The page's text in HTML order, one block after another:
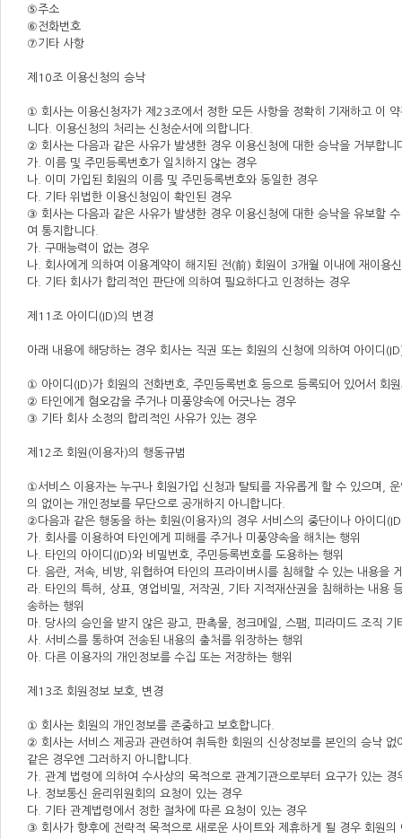
⑤주소
⑥전화번호
⑦기타 사항
제10조 이용신청의 승낙
① 회사는 이용신청자가 제23조에서 정한 모든 사항을 정확히 기재하고 이
니다. 이용신청의 처리는 신청순서에 의합니다.
② 회사는 다음과 같은 사유가 발생한 경우 이용신청에 대한 승낙을 거부합니
가. 이름 및 주민등록번호가 일치하지 않는 경우
나. 이미 가입된 회원의 이름 및 주민등록번호와 동일한 경우
다. 기타 위법한 이용신청임이 확인된 경우
③ 회사는 다음과 같은 사유가 발생한 경우 이용신청에 대한 승낙을 유보할
여 통지합니다.
가. 구매능력이 없는 경우
나. 회사에게 의하여 이용계약이 해지된 전(前) 회원이 3개월 이내에 재이용
다. 기타 회사가 합리적인 판단에 의하여 필요하다고 인정하는 경우
제11조 아이디(ID)의 변경
아래 내용에 해당하는 경우 회사는 직권 또는 회원의 신청에 의하여 아이디
① 아이디(ID)가 회원의 전화번호, 주민등록번호 등으로 등록되어 있어서 회
② 타인에게 혐오감을 주거나 미풍양속에 어긋나는 경우
③ 기타 회사 소정의 합리적인 사유가 있는 경우
제12조 회원(이용자)의 행동규범
①서비스 이용자는 누구나 회원가입 신청과 탈퇴를 자유롭게 할 수 있으며,
의 없이는 개인정보를 무단으로 공개하지 아니합니다.
②다음과 같은 행동을 하는 회원(이용자)의 경우 서비스의 중단이나 아이디
가. 회사를 이용하여 타인에게 피해를 주거나 미풍양속을 해치는 행위
나. 타인의 아이디(ID)와 비밀번호, 주민등록번호를 도용하는 행위
다. 음란, 저속, 비방, 위협하여 타인의 프라이버시를 침해할 수 있는 내용을
라. 타인의 특허, 상표, 영업비밀, 저작권, 기타 지적재산권을 침해하는 내용
송하는 행위
마. 당사의 승인을 받지 않은 광고, 판촉물, 정크메일, 스팸, 피라미드 조직
사. 서비스를 통하여 전송된 내용의 출처를 위장하는 행위
아. 다른 이용자의 개인정보를 수집 또는 저장하는 행위
제13조 회원정보 보호, 변경
① 회사는 회원의 개인정보를 존중하고 보호합니다.
② 회사는 서비스 제공과 관련하여 취득한 회원의 신상정보를 본인의 승낙
같은 경우엔 그러하지 아니합니다.
가. 관계 법령에 의하여 수사상의 목적으로 관계기관으로부터 요구가 있는 경
나. 정보통신 윤리위원회의 요청이 있는 경우
다. 기타 관계법령에서 정한 절차에 따른 요청이 있는 경우
③ 회사가 향후에 전략적 목적으로 새로운 사이트와 제휴하게 될 경우 회원